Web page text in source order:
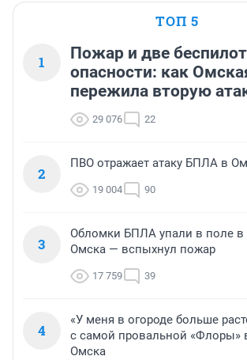
ТОП 5
1
Пожар и две
опасности: как
пережила вторую
29 076 22
2
ПВО отражает атаку БПЛА в
19 004 90
3
Обломки БПЛА упали в поле в
Омска — вспыхнул пожар
17 759 39
4
«У меня в огороде больше
с самой провальной «Флоры»
Омска